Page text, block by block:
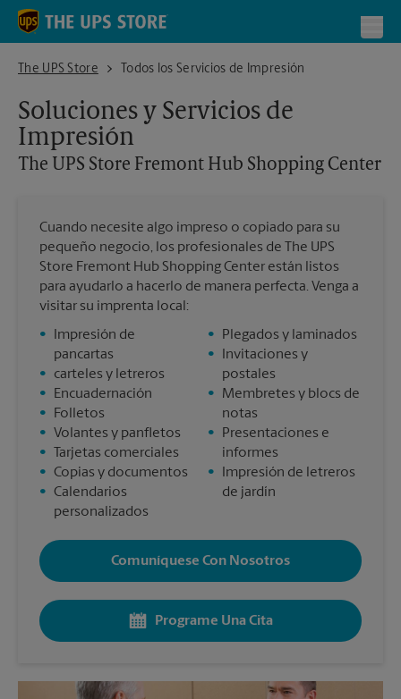
Skip to content
Return to Nav
The UPS Store
The UPS Store Fremont Hub Shopping Center
Todos los Servicios de Impresión
Soluciones y Servicios de
Impresión
The UPS Store Fremont Hub Shopping Center
Cuando necesite algo impreso o copiado para su
pequeño negocio, los profesionales de The UPS
Store Fremont Hub Shopping Center están listos
para ayudarlo a hacerlo de manera perfecta. Venga a
visitar su imprenta local:
•
Impresión de
pancartas
•
carteles y letreros
•
Encuadernación
•
Folletos
•
Volantes y panfletos
•
Tarjetas comerciales
• Copias y documentos
• Calendarios
personalizados
•
Plegados y laminados
•
Invitaciones y
postales
•
Membretes y blocs de
notas
•
Presentaciones e
informes
•
Impresión de letreros
de jardín
Comuníquese Con Nosotros
Programe Una Cita